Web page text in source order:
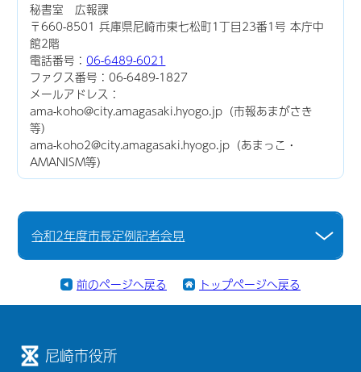
秘書室 広報課
〒660-8501 兵庫県尼崎市東七松町1丁目23番1号 本庁中
館2階
電話番号：06-6489-6021
ファクス番号：06-6489-1827
メールアドレス：
ama-koho@city.amagasaki.hyogo.jp（市報あまがさき
等）
ama-koho2@city.amagasaki.hyogo.jp（あまっこ・
AMANISM等）
令和2年度市長定例記者会見
前のページへ戻る トップページへ戻る
尼崎市役所